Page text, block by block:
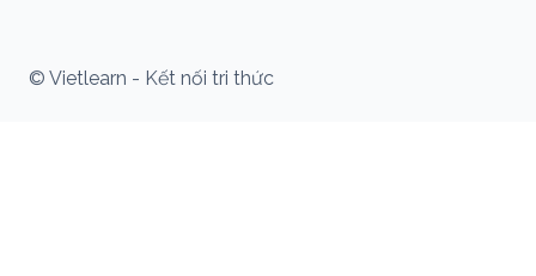
© Vietlearn - Kết nối tri thức